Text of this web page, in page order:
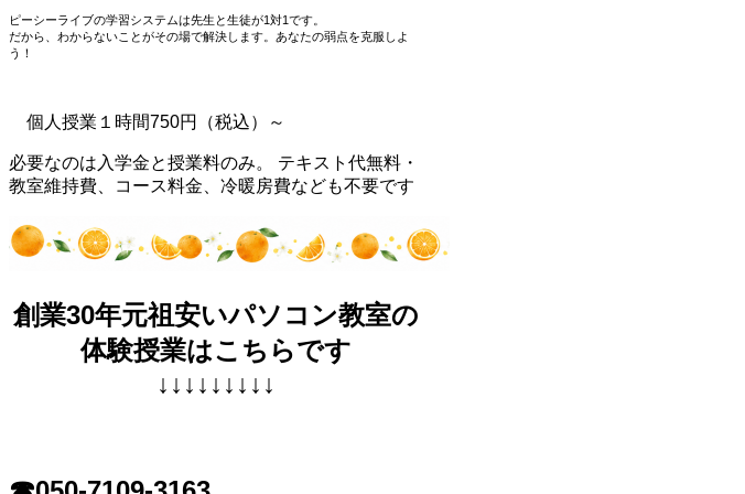
ピーシーライブの学習システムは先生と生徒が1対1です。
だから、わからないことがその場で解決します。あなたの弱点を克服しよ
う！
個人授業１時間750円（税込）～
必要なのは入学金と授業料のみ。 テキスト代無料・
教室維持費、コース料金、冷暖房費なども不要です
創業30年元祖安いパソコン教室の
体験授業はこちらです
↓↓↓↓↓↓↓↓↓